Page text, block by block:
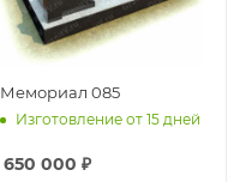
Мемориал 085
Изготовление от 15 дней
650 000 ₽